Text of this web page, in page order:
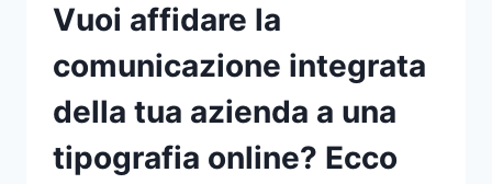
Vuoi affidare la
comunicazione integrata
della tua azienda a una
tipografia online? Ecco